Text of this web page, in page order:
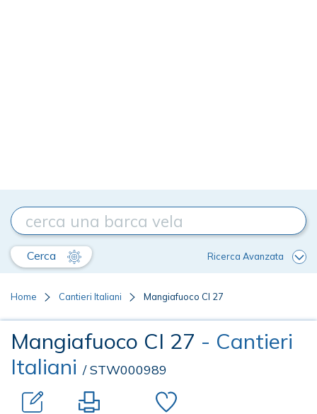
Cerca Ricerca Avanzata
Home Cantieri Italiani Mangiafuoco CI 27
Mangiafuoco CI 27 - Cantieri
Italiani / STW000989